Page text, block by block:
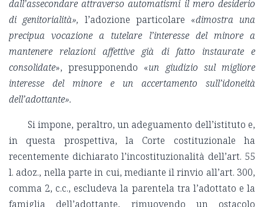
dall’assecondare attraverso automatismi il mero desiderio
di genitorialità», l’adozione particolare «dimostra una
precipua vocazione a tutelare l’interesse del minore a
mantenere relazioni affettive già di fatto instaurate e
consolidate», presupponendo «un giudizio sul migliore
interesse del minore e un accertamento sull’idoneità
dell’adottante».
Si impone, peraltro, un adeguamento dell’istituto e,
in questa prospettiva, la Corte costituzionale ha
recentemente dichiarato l’incostituzionalità dell’art. 55
l. adoz., nella parte in cui, mediante il rinvio all’art. 300,
comma 2, c.c., escludeva la parentela tra l’adottato e la
famiglia dell’adottante, rimuovendo un ostacolo